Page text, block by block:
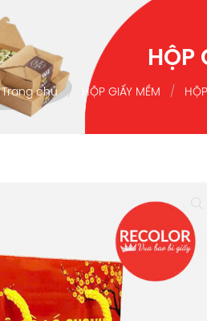
HỘP
Trang chủ HỘP GIẤY MỀM